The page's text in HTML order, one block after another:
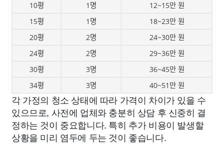
10평
1명
12~15만 원
15평
1명
18~23만 원
20평
2명
24~30만 원
24평
2명
29~36만 원
30평
3명
36~45만 원
34평
3명 40~51만 원
각 가정의 청소 상태에 따라 가격이 차이가 있을 수
있으므로, 사전에 업체와 충분히 상담 후 신중히 결
정하는 것이 중요합니다. 특히 추가 비용이 발생할
상황을 미리 염두에 두는 것이 좋습니다.